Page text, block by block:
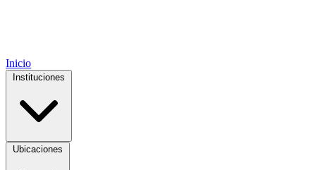
Inicio
Instituciones
Ubicaciones